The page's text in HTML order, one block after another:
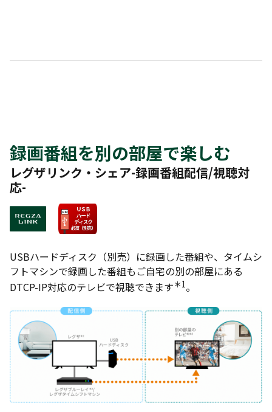
録画番組を別の部屋で楽しむ
レグザリンク・シェア-録画番組配信/視聴対
応-
USBハードディスク（別売）に録画した番組や、タイムシ
フトマシンで録画した番組もご自宅の別の部屋にある
DTCP-IP対応のテレビで視聴できます＊1。